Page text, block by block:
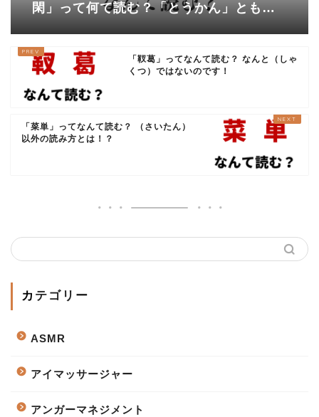
閑」って何て読む？「とうかん」とも読
むけれど……
「靫葛」ってなんて読む？ なんと（しゃ
くつ）ではないのです！
「菜単」ってなんて読む？ （さいたん）
以外の読み方とは！？
カテゴリー
ASMR
アイマッサージャー
アンガーマネジメント